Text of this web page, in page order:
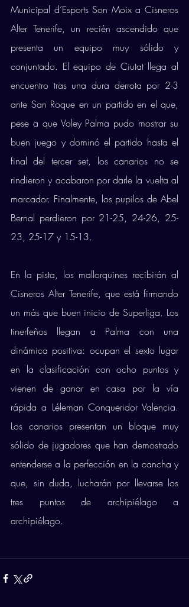
Municipal d’Esports Son Moix a Cisneros
Alter Tenerife, un recién ascendido que
presenta un equipo muy sólido y
conjuntado. El equipo de Ciutat llega al
encuentro tras una dura derrota por 2-3
ante San Roque en un partido en el que,
pese a que Voley Palma pudo mostrar su
buen juego y dominó el partido hasta el
final del tercer set, los canarios no se
rindieron y acabaron por darle la vuelta al
marcador. Finalmente, los pupilos de Abel
Bernal perdieron por 21-25, 24-26, 25-
23, 25-17 y 15-13.
En la pista, los mallorquines recibirán al
Cisneros Alter Tenerife, que está firmando
un más que buen inicio de Superliga. Los
tinerfeños llegan a Palma con una
dinámica positiva: ocupan el sexto lugar
en la clasificación con ocho puntos y
vienen de ganar en casa por la vía
rápida a Léleman Conqueridor Valencia.
Los canarios presentan un bloque muy
sólido de jugadores que han demostrado
entenderse a la perfección en la cancha y
que, sin duda, lucharán por llevarse los
tres puntos de archipiélago a
archipiélago.